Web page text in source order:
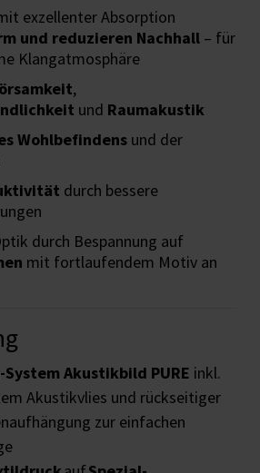
exzellenter Absorption
und reduzieren Nachhall – für
Klangatmosphäre
,
und Raumakustik
Wohlbefindens und der
durch bessere
durch Bespannung auf
mit fortlaufendem Motiv an
System Akustikbild PURE inkl.
Akustikvlies und rückseitiger
zur einfachen